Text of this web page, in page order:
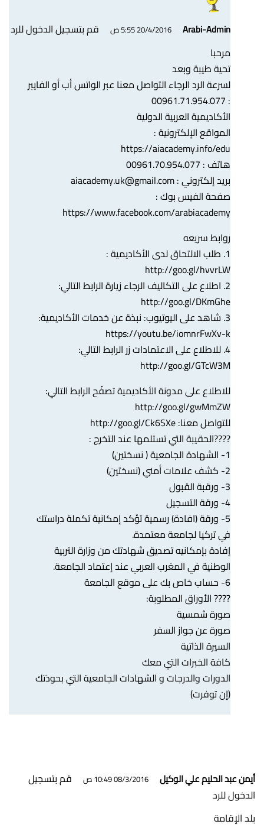
Arabi-Admin 20/4/2016 5:55 ص
قم بتسجيل الدخول للرد
مرحبا
تحية طيبة وبعد
لسرعة الرد الرجاء التواصل معنا عبر الواتس أب أو الفايبر
: 00961.71.954.077
الأكاديمية العربية الدولية
المواقع الإلكترونية :
https://aiacademy.info/edu
هاتف : 00961.70.954.077
بريد إلكتروني :aiacademy.uk@gmail.com
صفحة الفيس بوك :
https://www.facebook.com/arabiacademy
روابط سريعه
1. طلب الالتحاق لدى الأكاديمية :
http://goo.gl/hvvrLW
2. اطلاع على التكاليف الرجاء زيارة الرابط التالي:
http://goo.gl/DKmGhe
3. شاهد على اليوتيوب: نبذة عن خدمات الأكاديمية:
https://youtu.be/iomnrFwXv-k
4. للاطلاع على الاعتمادات زر الرابط التالي:
http://goo.gl/GTcW3M
للاطلاع على مدونة الأكاديمية تصفّح الرابط التالي:
http://goo.gl/gwMmZW
للتواصل معنا:http://goo.gl/Ck6SXe
????الحقيبة التي تستلمها عند التخرج :
1- الشهادة الجامعية ( نسختين)
2- كشف علامات أمني (نسختين)
3- ورقبة القبول
4- ورقة التسجيل
5- ورقة (افادة) رسمية تؤكد إمكانية تكملة دراستك
في تركيا لجامعة معتمدة.
إفادة بإمكانيه تصديق شهادتك من وزارة التربية
الوطنية في المغرب العربي عند إعتماد الجامعة.
6- حساب خاص بك على موقع الجامعة
???? الأوراق المطلوبة:
صورة شمسية
صورة عن جواز السفر
السيرة الذاتية
كافة الخبرات التي معك
الدورات والدرجات و الشهادات الجامعية التي بحوذتك
(إن توفرت)
أيمن عبد الحليم علي الوكيل 08/3/2016 10:49 ص
قم بتسجيل
الدخول للرد
بلد الإقامة